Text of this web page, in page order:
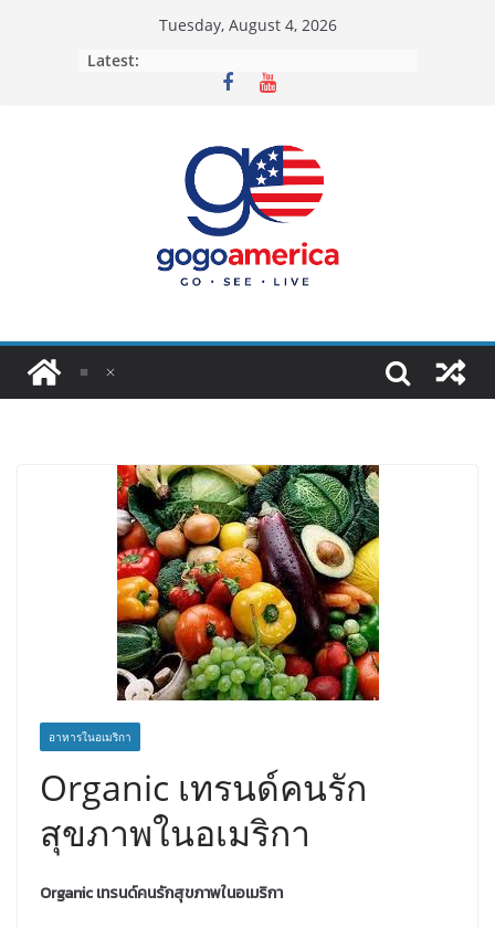
Tuesday, August 4, 2026
Latest:
อาหารในอเมริกา
Organic เทรนด์คนรัก
สุขภาพในอเมริกา
Organic เทรนด์คนรักสุขภาพในอเมริกา